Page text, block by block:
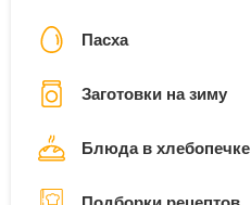
Пасха
Заготовки на зиму
Блюда в хлебопечке